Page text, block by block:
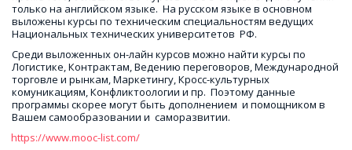
только на английском языке.  На русском языке в основном
выложены курсы по техническим специальностям ведущих
Национальных технических университетов  РФ.
Среди выложенных он-лайн курсов можно найти курсы по
Логистике, Контрактам, Ведению переговоров, Международной
торговле и рынкам, Маркетингу, Кросс-культурных
комуникациям, Конфликтоологии и пр.  Поэтому данные
программы скорее могут быть дополнением  и помощником в
Вашем самообразовании и  саморазвитии.
https://www.mooc-list.com/